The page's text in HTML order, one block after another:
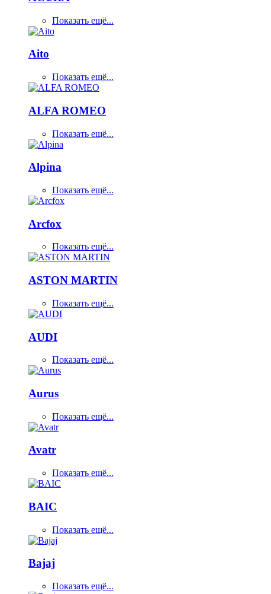
Показать ещё...
Aito
Показать ещё...
ALFA ROMEO
Показать ещё...
Alpina
Показать ещё...
Arcfox
Показать ещё...
ASTON MARTIN
Показать ещё...
AUDI
Показать ещё...
Aurus
Показать ещё...
Avatr
Показать ещё...
BAIC
Показать ещё...
Bajaj
Показать ещё...